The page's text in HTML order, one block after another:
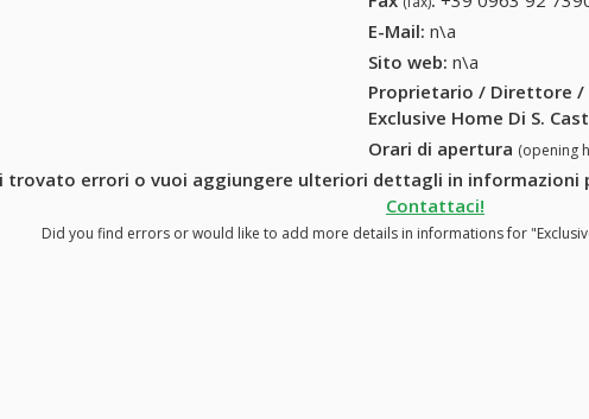
E-Mail: n\a
Sito web: n\a
Proprietario / Direttore /
Exclusive Home Di S.
Orari di apertura (opening
trovato errori o vuoi aggiungere ulteriori dettagli in informazioni
Contattaci!
Did you find errors or would like to add more details in informations for